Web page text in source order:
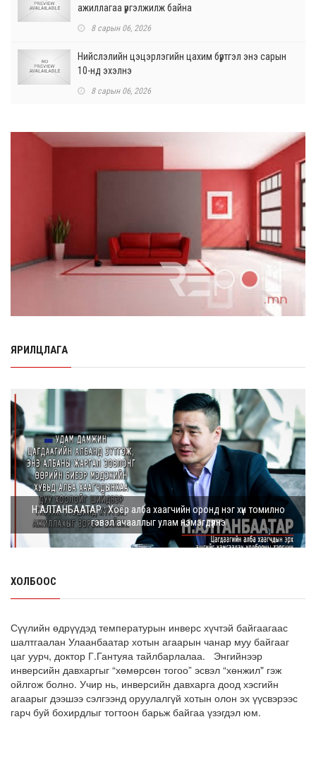
ажиллагаа үргэлжилж байна
8 сарын 06, 2026
Нийслэлийн цэцэрлэгийн цахим бүртгэл энэ сарын
10-нд эхэлнэ
8 сарын 06, 2026
барилгын ажлын нийт гүйцэтгэл 74.5 хув...
Нэгдүгээр ангид элсэгчдийн бүртгэлийг энэ сарын 17-
ноос E-Mongolia системээр зохи...
Өчигдөр согтуугаар тээврийн хэрэгсэл жолоодсон
95 хэрэг бүртгэгджээ
8 сарын 06, 2026
Хүүхдийн мөнгө, халамж, тэтгэмжийг энэ сарын 20-нд
НӨАТ-ын буцаан олголтыг 8 хувь болгох өргөдөлд 14
Г.Дамдинням: Шатахууны үнэ дээр тохиролцох
боломжгүй. Одоогоор олдож байгаа газра...
8 сарын 05, 2026
Э.Батшугар: Монгол Улс нэг эх үүсвэрээс буюу өндөр
чанартай эмийг, хямд үнээр худ...
8 сарын 05, 2026
НӨӨЦТЭЙ БАЙНА
8 сарын 05, 2026
Тэгш, сондгойгоор зааглан шатахуун олгосноор
өдрийн ачаалал ХОЁР ДАХИН БУУРСАН
8 сарын 05, 2026
ЯРИЛЦЛАГА
Н.АЛТАНБААТАР : Хоёр алба хаагчийн оронд нэг хүн томилно
гэвэл ачааллыг улам нэмэгдүүлнэ
ХОЛБООС
Сүүлийн өдрүүдэд температурын инверс хүчтэй байгаагаас
шалтгаалан Улаанбаатар хотын агаарын чанар муу байгааг
цаг уурч, доктор Г.Гантуяа тайлбарлалаа. Энгийнээр
инверсийн давхаргыг “хөмөрсөн тогоо” эсвэл “хөнжил" гэж
ойлгож болно. Учир нь, инверсийн давхарга доод хэсгийн
агаарыг дээшээ сэлгээнд оруулалгүй хотын олон эх үүсвэрээс
гарч буй бохирдлыг тогтоон барьж байгаа үзэгдэл юм.